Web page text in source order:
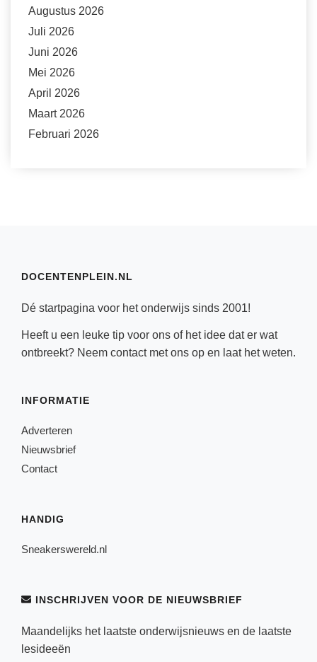
Augustus 2026
Juli 2026
Juni 2026
Mei 2026
April 2026
Maart 2026
Februari 2026
DOCENTENPLEIN.NL
Dé startpagina voor het onderwijs sinds 2001!
Heeft u een leuke tip voor ons of het idee dat er wat
ontbreekt? Neem contactmet ons op en laat het weten.
INFORMATIE
Adverteren
Nieuwsbrief
Contact
HANDIG
Sneakerswereld.nl
INSCHRIJVEN VOOR DE NIEUWSBRIEF
Maandelijks het laatste onderwijsnieuws en de laatste
lesideeën